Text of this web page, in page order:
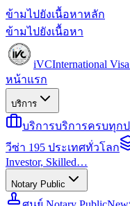
ข้ามไปยังเนื้อหาหลัก
ข้ามไปยังเนื้อหา
iVCInternational
หน้าแรก
บริการ
บริการบริการครบทุก
วีซ่า 195 ประเทศทั่วโลก
Investor, Skilled…
Notary Public